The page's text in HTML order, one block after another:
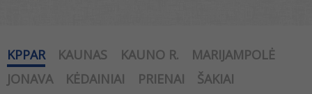
KPPAR KAUNAS KAUNO R.
MARIJAMPOLĖ
JONAVA
KĖDAINIAI PRIENAI
ŠAKIAI